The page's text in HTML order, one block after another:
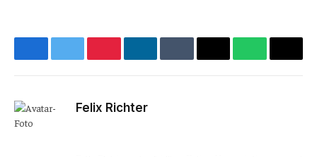
FacebookTwitterPinterestLinkedInTumblrEmail WhatsApp
Copy
Felix Richter